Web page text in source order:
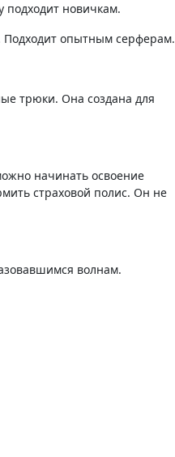
подходит новичкам.
Подходит опытным серферам.
начинать освоение
страховой полис. Он не
волнам.